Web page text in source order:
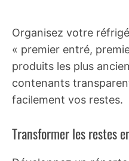
Organisez votre
« premier entré,
produits les plus
contenants
facilement vos restes.
Transformer les restes